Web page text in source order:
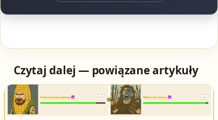
Czytaj dalej — powiązane artykuły